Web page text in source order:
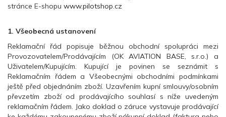
stránce E-shopu www.pilotshop.cz
1. Všeobecná ustanovení
Reklamační řád popisuje běžnou obchodní spolupráci mezi
Provozovatelem/Prodávajícím (OK AVIATION BASE, s.r.o.) a
Uživatelem/Kupujícím. Kupující je povinen se seznámit s
Reklamačním řádem a Všeobecnými obchodními podmínkami
ještě před objednáním zboží. Uzavřením kupní smlouvy/osobním
převzetím zboží od prodávajícího souhlasí s níže uvedeným
reklamačním řádem. Jako doklad o záruce vystavuje prodávající